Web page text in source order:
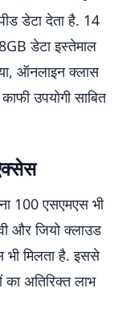
डेटा देता है. 14
डेटा इस्तेमाल
ऑनलाइन क्लास
उपयोगी साबित
100 एसएमएस भी
और जियो क्लाउड
भी मिलता है. इससे
अतिरिक्त लाभ